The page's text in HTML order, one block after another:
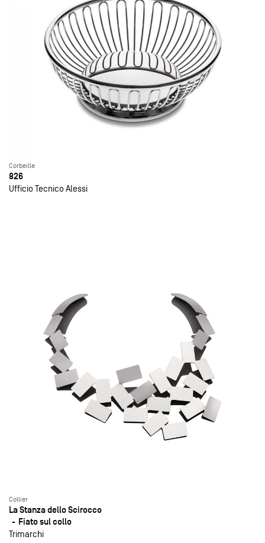
Corbeille
826
Ufficio Tecnico Alessi
Collier
La Stanza dello Scirocco
Fiato sul collo
Trimarchi